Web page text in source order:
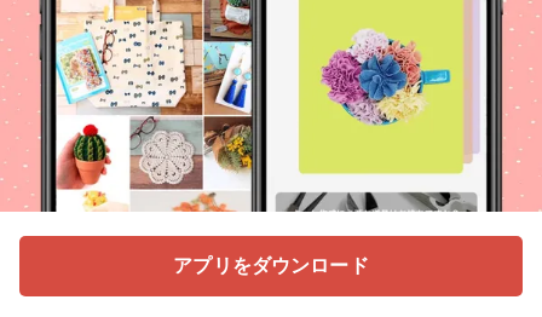
アプリをダウンロード